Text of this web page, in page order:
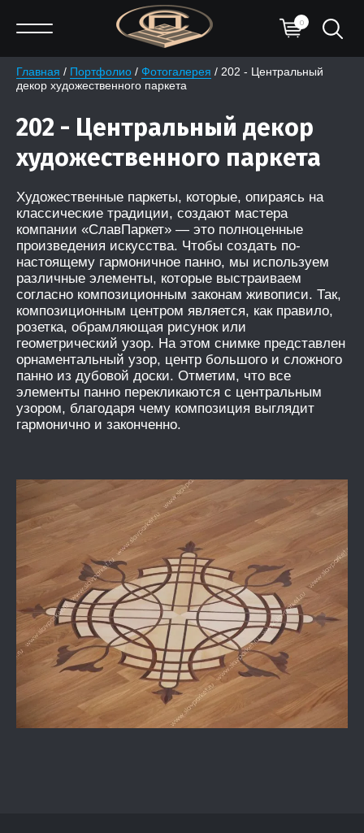
0
Главная / Портфолио / Фотогалерея / 202 - Центральный
декор художественного паркета
202 - Центральный декор
художественного паркета
Художественные паркеты, которые, опираясь на
классические традиции, создают мастера
компании «СлавПаркет» — это полноценные
произведения искусства. Чтобы создать по-
настоящему гармоничное панно, мы используем
различные элементы, которые выстраиваем
согласно композиционным законам живописи. Так,
композиционным центром является, как правило,
розетка, обрамляющая рисунок или
геометрический узор. На этом снимке представлен
орнаментальный узор, центр большого и сложного
панно из дубовой доски. Отметим, что все
элементы панно перекликаются с центральным
узором, благодаря чему композиция выглядит
гармонично и законченно.